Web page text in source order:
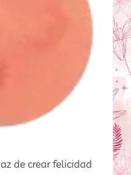
de crear felicidad